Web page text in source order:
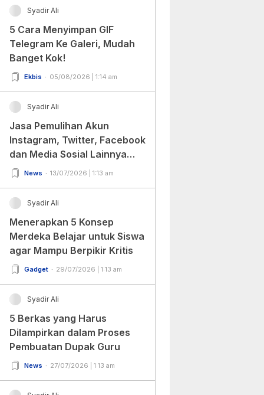
Syadir Ali
5 Cara Menyimpan GIF
Telegram Ke Galeri, Mudah
Banget Kok!
Ekbis 05/08/2026 | 1:14 am
Syadir Ali
Jasa Pemulihan Akun
Instagram, Twitter, Facebook
dan Media Sosial Lainnya
(Update Terbaru 2022)
News 13/07/2026 | 1:13 am
Syadir Ali
Menerapkan 5 Konsep
Merdeka Belajar untuk Siswa
agar Mampu Berpikir Kritis
Gadget 29/07/2026 | 1:13 am
Syadir Ali
5 Berkas yang Harus
Dilampirkan dalam Proses
Pembuatan Dupak Guru
News 27/07/2026 | 1:13 am